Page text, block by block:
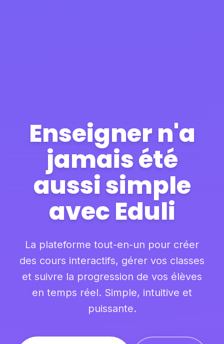
Enseigner n'a
jamais été
aussi simple
avec Eduli
La plateforme tout-en-un pour créer
des cours interactifs, gérer vos classes
et suivre la progression de vos élèves
en temps réel. Simple, intuitive et
puissante.